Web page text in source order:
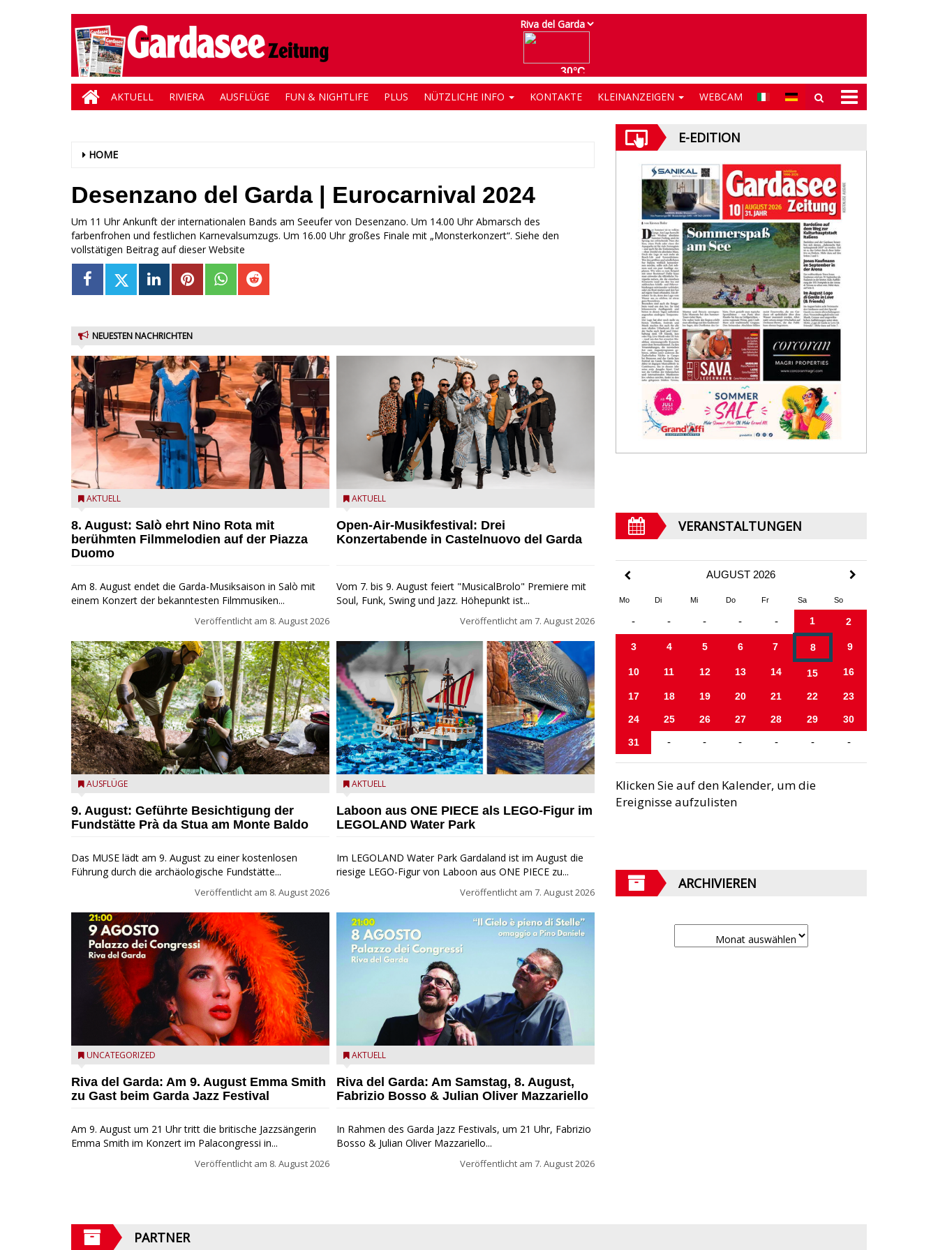
AKTUELL RIVIERA AUSFLÜGE FUN & NIGHTLIFE PLUS NÜTZLICHE INFO KONTAKTE KLEINANZEIGEN WEBCAM
HOME
Desenzano del Garda | Eurocarnival 2024
Um 11 Uhr Ankunft der internationalen Bands am Seeufer von Desenzano. Um 14.00 Uhr Abmarsch des
farbenfrohen und festlichen Karnevalsumzugs. Um 16.00 Uhr großes Finale mit „Monsterkonzert“. Siehe den
vollstätigen Beitrag auf dieser Website
NEUESTEN NACHRICHTEN
Estate Musicale del Garda: Salò ehrt Nino Rota
AKTUELL
8. August: Salò ehrt Nino Rota mit
berühmten Filmmelodien auf der Piazza
Duomo
Am 8. August endet die Garda-Musiksaison in Salò mit
einem Konzert der bekanntesten Filmmusiken...
Veröffentlicht am 8. August 2026
die archäologische Fundstätte Riparo Prà da Stua am
AUSFLÜGE
9. August: Geführte Besichtigung der
Fundstätte Prà da Stua am Monte Baldo
Das MUSE lädt am 9. August zu einer kostenlosen
Führung durch die archäologische Fundstätte...
Veröffentlicht am 8. August 2026
Riva del Garda - Emma Smith zu Gast beim Garda Jazz
UNCATEGORIZED
Riva del Garda: Am 9. August Emma Smith
zu Gast beim Garda Jazz Festival
Am 9. August um 21 Uhr tritt die britische Jazzsängerin
Emma Smith im Konzert im Palacongressi in...
Veröffentlicht am 8. August 2026
Castelnuovo del Garda: Die "Dirotta su Cuba" zu Gast
AKTUELL
Open-Air-Musikfestival: Drei
Konzertabende in Castelnuovo del Garda
Vom 7. bis 9. August feiert "MusicalBrolo" Premiere mit
Soul, Funk, Swing und Jazz. Höhepunkt ist...
Veröffentlicht am 7. August 2026
Laboon aus ONE PIECE als LEGO-Figur im LEGOLAND
AKTUELL
Laboon aus ONE PIECE als LEGO-Figur im
LEGOLAND Water Park
Im LEGOLAND Water Park Gardaland ist im August die
riesige LEGO-Figur von Laboon aus ONE PIECE zu...
Veröffentlicht am 7. August 2026
Fabrizio Bosso & Julian Oliver Mazzariello zu Gast beim
AKTUELL
Riva del Garda: Am Samstag, 8. August,
Fabrizio Bosso & Julian Oliver Mazzariello
In Rahmen des Garda Jazz Festivals, um 21 Uhr, Fabrizio
Bosso & Julian Oliver Mazzariello...
Veröffentlicht am 7. August 2026
E-EDITION
VERANSTALTUNGEN
AUGUST 2026
Mo Di Mi Do Fr Sa So
- - - - - 1 2
3 4 5 6 7 8 9
10 11 12 13 14 15 16
17 18 19 20 21 22 23
24 25 26 27 28 29 30
31 - - - - - -
Klicken Sie auf den Kalender, um die
Ereignisse aufzulisten
ARCHIVIEREN
PARTNER